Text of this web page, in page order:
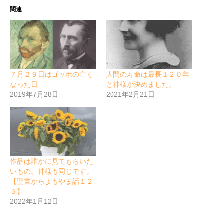
関連
７月２９日はゴッホの亡く
なった日
2019年7月28日
人間の寿命は最長１２０年
と神様が決めました。
2021年2月21日
作品は誰かに見てもらいた
いもの。神様も同じです。
【聖書からよもやま話１２
５】
2022年1月12日